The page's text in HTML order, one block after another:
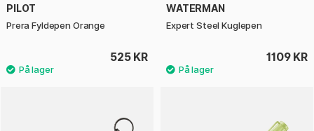
PILOT
Prera Fyldepen Orange
525 KR
WATERMAN
Expert Steel Kuglepen
1109 KR